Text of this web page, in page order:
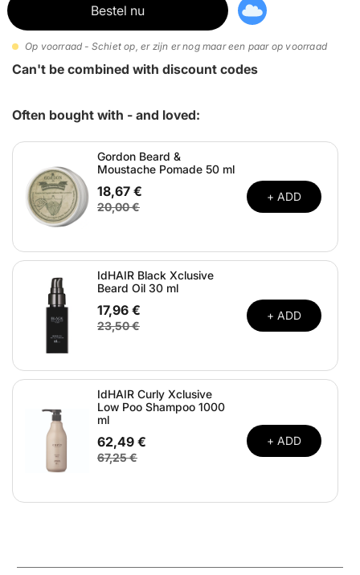
Bestel nu
Op voorraad - Schiet op, er zijn er nog maar een paar op voorraad
Can't be combined with discount codes
Often bought with - and loved:
Gordon Beard &
Moustache Pomade 50 ml
18,67 €
20,00 €
+ ADD
IdHAIR Black Xclusive
Beard Oil 30 ml
17,96 €
23,50 €
+ ADD
IdHAIR Curly Xclusive
Low Poo Shampoo 1000
ml
62,49 €
67,25 €
+ ADD